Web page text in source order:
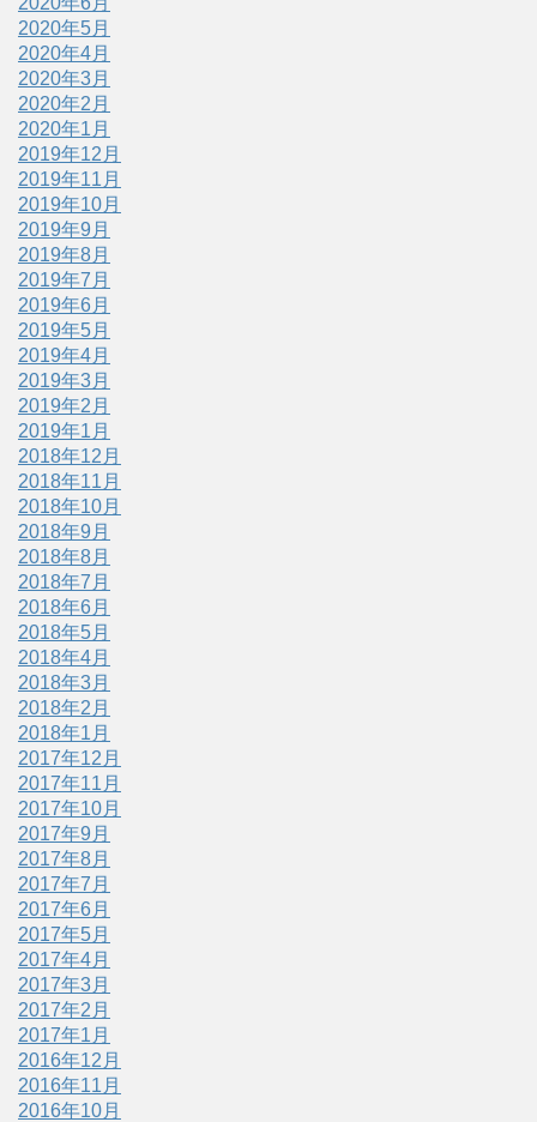
2020年5月
2020年4月
2020年3月
2020年2月
2020年1月
2019年12月
2019年11月
2019年10月
2019年9月
2019年8月
2019年7月
2019年6月
2019年5月
2019年4月
2019年3月
2019年2月
2019年1月
2018年12月
2018年11月
2018年10月
2018年9月
2018年8月
2018年7月
2018年6月
2018年5月
2018年4月
2018年3月
2018年2月
2018年1月
2017年12月
2017年11月
2017年10月
2017年9月
2017年8月
2017年7月
2017年6月
2017年5月
2017年4月
2017年3月
2017年2月
2017年1月
2016年12月
2016年11月
2016年10月